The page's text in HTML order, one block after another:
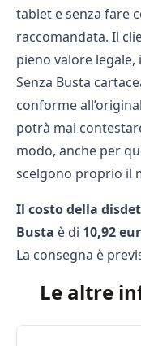
tablet e senza fare
raccomandata. Il
pieno valore legale,
Senza Busta
conforme
potrà mai
modo, anche per
scelgono proprio il
Il costo della
Busta è di 10,92
La consegna è
Le altre